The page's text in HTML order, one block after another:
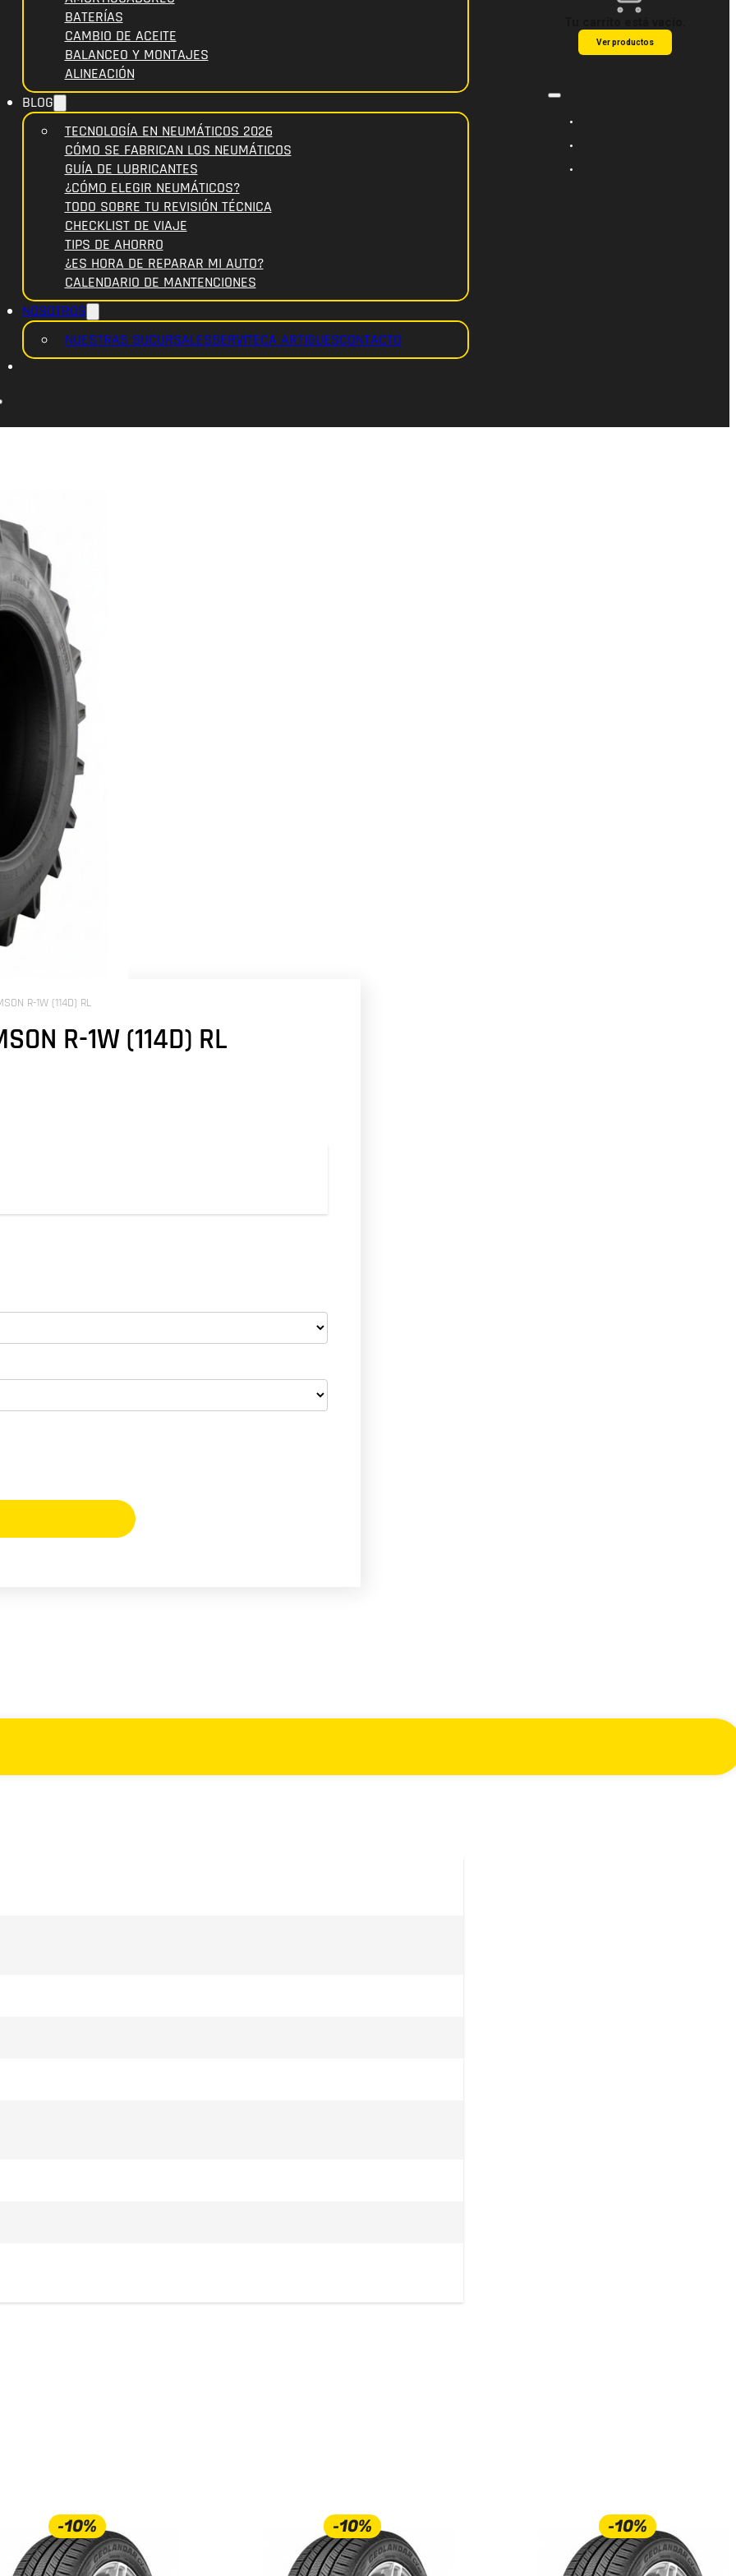
BATERÍAS
CAMBIO DE ACEITE
BALANCEO Y MONTAJES
ALINEACIÓN
BLOG
TECNOLOGÍA EN NEUMÁTICOS 2026
CÓMO SE FABRICAN LOS NEUMÁTICOS
GUÍA DE LUBRICANTES
¿CÓMO ELEGIR NEUMÁTICOS?
TODO SOBRE TU REVISIÓN TÉCNICA
CHECKLIST DE VIAJE
TIPS DE AHORRO
¿ES HORA DE REPARAR MI AUTO?
CALENDARIO DE MANTENCIONES
NOSOTROS
NUESTRAS SUCURSALESSERVITECA ARTIGUESCONTACTO
Ver productos
R-1W (114D) RL
R-1W (114D) RL
-10% -10% -10%